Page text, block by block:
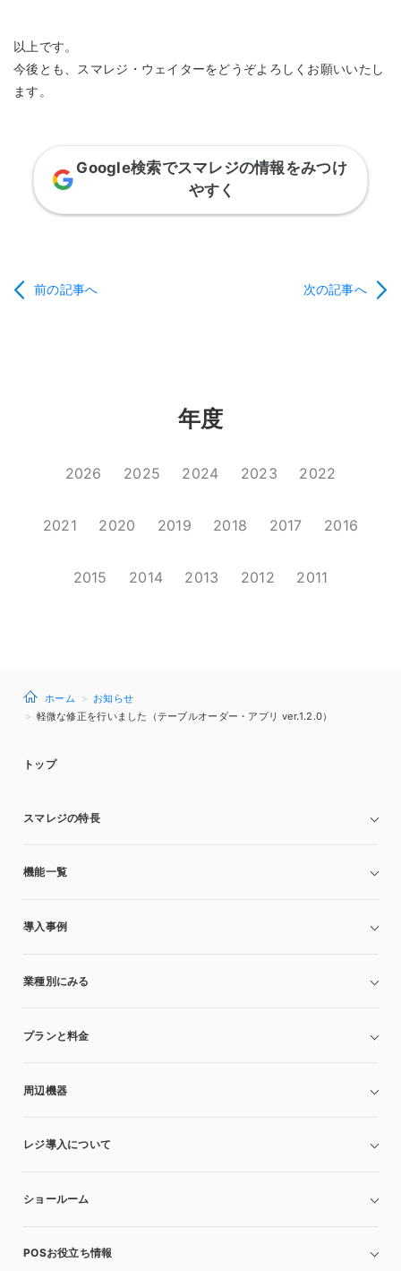
以上です。
今後とも、スマレジ・ウェイターをどうぞよろしくお願いいたし
ます。
Google検索でスマレジの情報をみつけ
やすく
前の記事へ 次の記事へ
年度
2026 2025 2024 2023 2022
2021 2020 2019 2018 2017 2016
2015 2014 2013 2012 2011
ホーム
お知らせ
軽微な修正を行いました（テーブルオーダー・アプリ ver.1.2.0）
トップ
スマレジの特長
機能一覧
導入事例
業種別にみる
プランと料金
周辺機器
レジ導入について
ショールーム
POSお役立ち情報